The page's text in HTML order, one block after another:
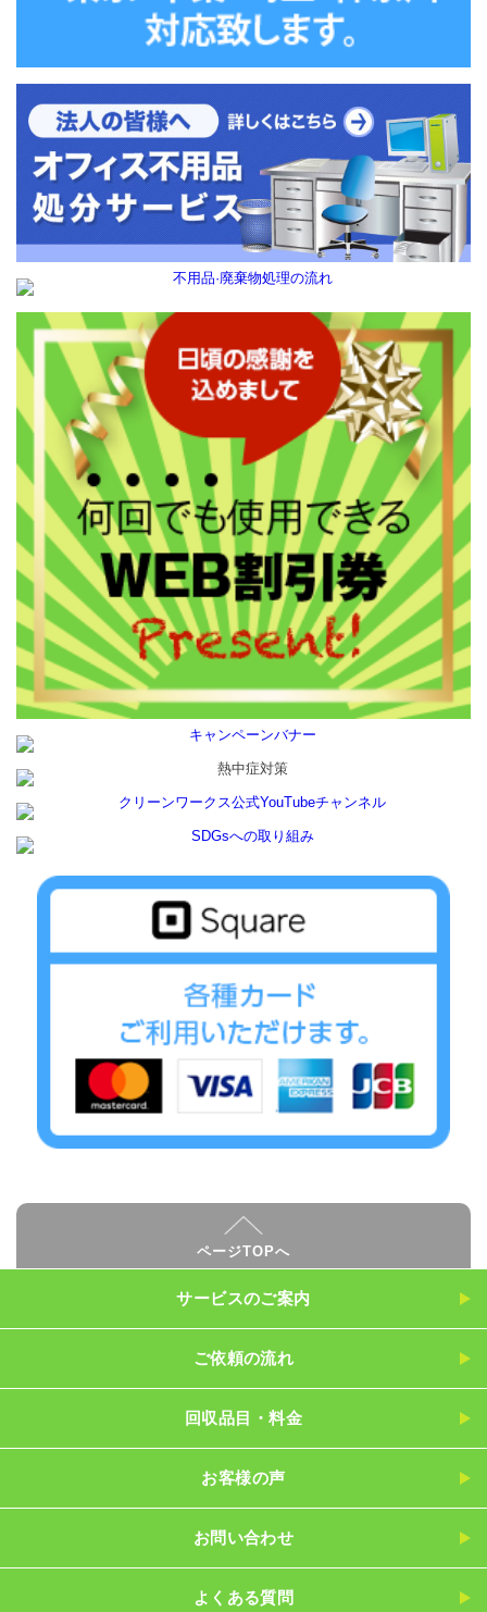
ページTOPへ
サービスのご案内
ご依頼の流れ
回収品目・料金
お客様の声
お問い合わせ
よくある質問